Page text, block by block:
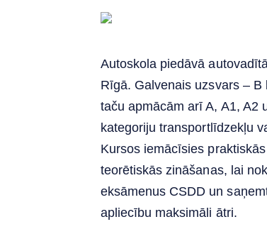
Autoskola piedāvā
Rīgā. Galvenais uzsvars – B
taču apmācām arī A, A1, A2
kategoriju transportlīdzekļu
Kursos iemācīsies
teorētiskās zināšanas, lai
eksāmenus CSDD un
apliecību maksimāli ātri.